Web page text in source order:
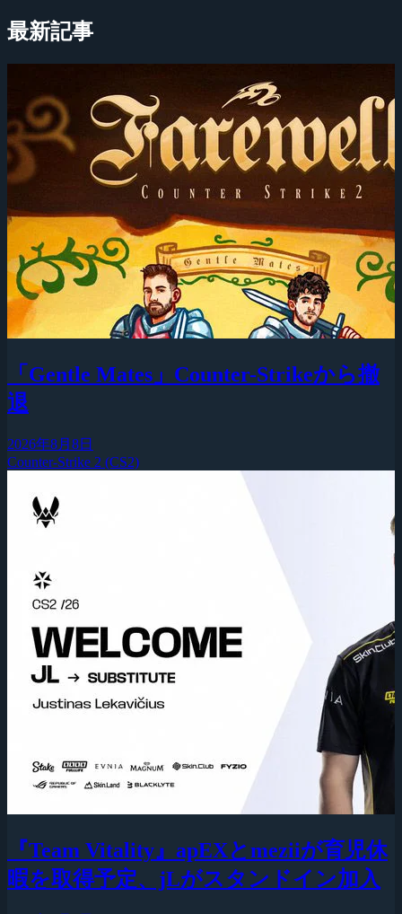
最新記事
「Gentle Mates」Counter-Strikeから撤
退
2026年8月8日
Counter-Strike 2 (CS2)
『Team Vitality』apEXとmeziiが育児休
暇を取得予定、jLがスタンドイン加入